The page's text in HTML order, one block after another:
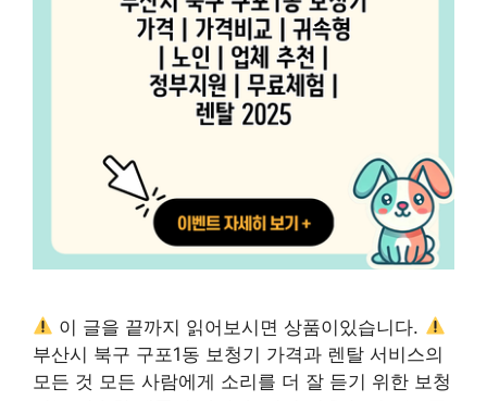
이 글을 끝까지 읽어보시면 상품이있습니다.
부산시 북구 구포1동 보청기 가격과 렌탈 서비스의
모든 것 모든 사람에게 소리를 더 잘 듣기 위한 보청